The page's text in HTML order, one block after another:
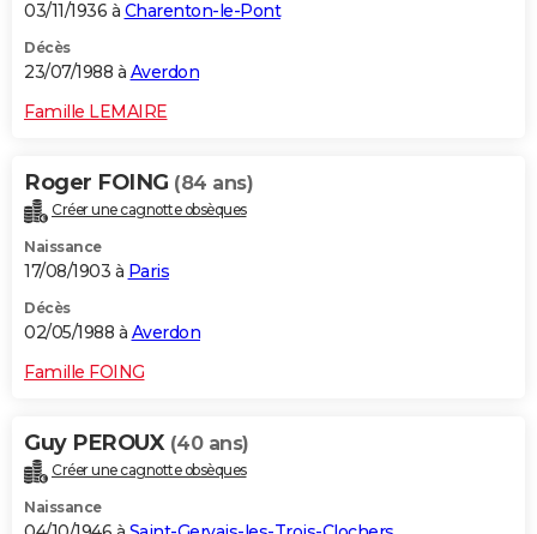
03/11/1936 à Charenton-le-Pont
Décès
23/07/1988 à Averdon
Famille LEMAIRE
Roger FOING (84 ans)
Créer une cagnotte obsèques
Naissance
17/08/1903 à Paris
Décès
02/05/1988 à Averdon
Famille FOING
Guy PEROUX (40 ans)
Créer une cagnotte obsèques
Naissance